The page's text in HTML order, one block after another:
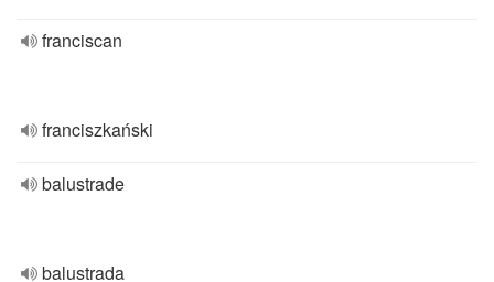
franciscan
franciszkański
balustrade
balustrada